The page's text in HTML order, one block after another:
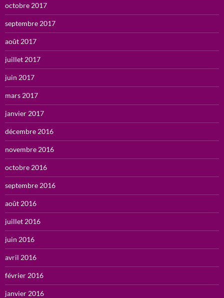
octobre 2017
septembre 2017
août 2017
juillet 2017
juin 2017
mars 2017
janvier 2017
décembre 2016
novembre 2016
octobre 2016
septembre 2016
août 2016
juillet 2016
juin 2016
avril 2016
février 2016
janvier 2016